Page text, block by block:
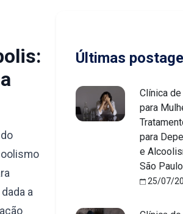
a
Últimas
Clínica
para
para
e
São
25/07/